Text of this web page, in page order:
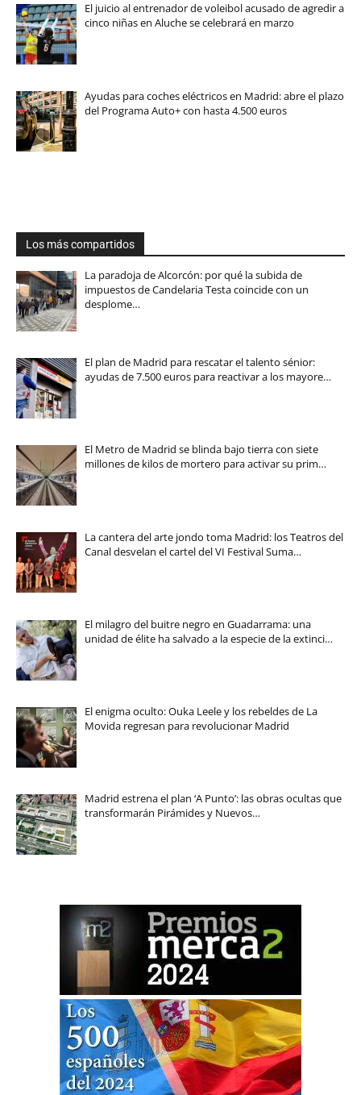
El juicio al entrenador de voleibol acusado de agredir a
cinco niñas en Aluche se celebrará en marzo
Ayudas para coches eléctricos en Madrid: abre el plazo
del Programa Auto+ con hasta 4.500 euros
Los más compartidos
La paradoja de Alcorcón: por qué la subida de
impuestos de Candelaria Testa coincide con un
desplome…
El plan de Madrid para rescatar el talento sénior:
ayudas de 7.500 euros para reactivar a los mayore…
El Metro de Madrid se blinda bajo tierra con siete
millones de kilos de mortero para activar su prim…
La cantera del arte jondo toma Madrid: los Teatros del
Canal desvelan el cartel del VI Festival Suma…
El milagro del buitre negro en Guadarrama: una
unidad de élite ha salvado a la especie de la extinci…
El enigma oculto: Ouka Leele y los rebeldes de La
Movida regresan para revolucionar Madrid
Madrid estrena el plan ‘A Punto’: las obras ocultas que
transformarán Pirámides y Nuevos…